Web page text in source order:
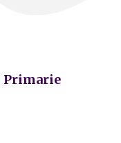
Primarie